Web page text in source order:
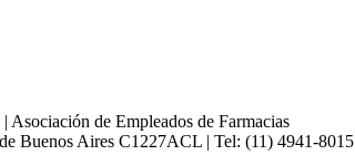
de Empleados de Farmacias
Buenos Aires C1227ACL | Tel: (11) 4941-8015